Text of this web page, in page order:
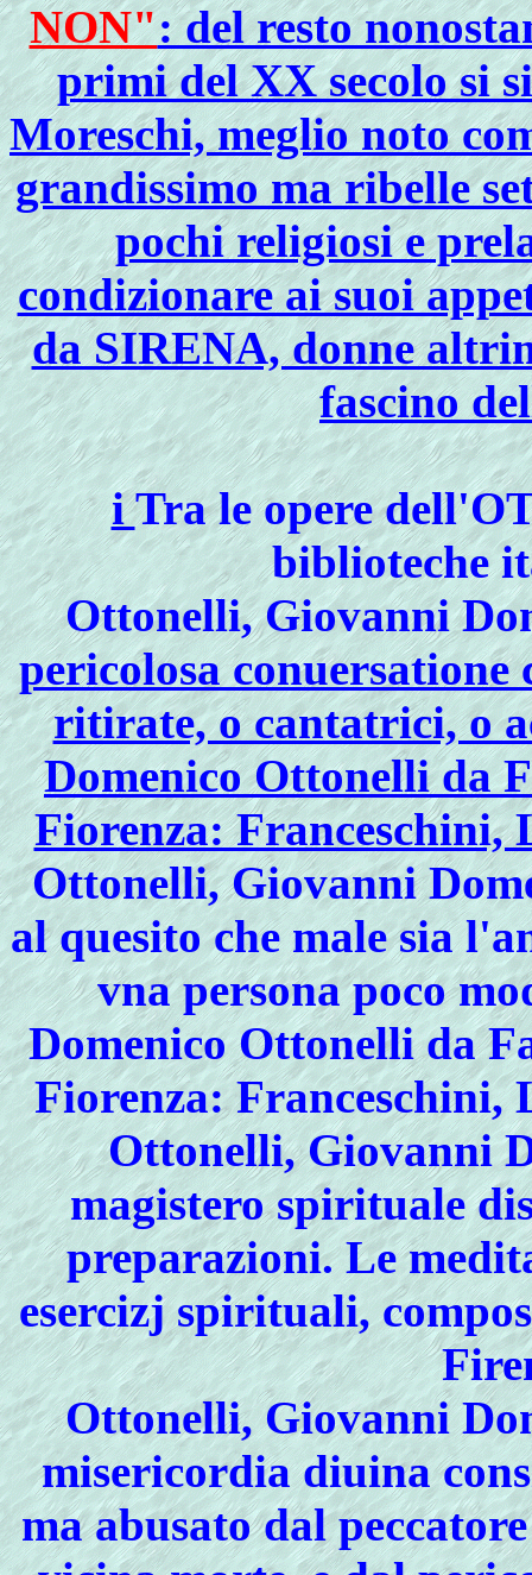
NON": del resto
primi del XX secolo si
Moreschi, meglio noto
grandissimo ma ribelle
pochi religiosi e
condizionare ai suoi
da SIRENA, donne
fascino
iTra le opere
biblioteche
Ottonelli, Giovanni
pericolosa conuersatione
ritirate, o cantatrici, o
Domenico Ottonelli da
Fiorenza: Franceschini,
Ottonelli, Giovanni
al quesito che male sia
vna persona poco
Domenico Ottonelli da
Fiorenza: Franceschini,
Ottonelli, Giovanni
magistero spirituale
preparazioni. Le
esercizj spirituali,
Ottonelli, Giovanni
misericordia diuina
ma abusato dal